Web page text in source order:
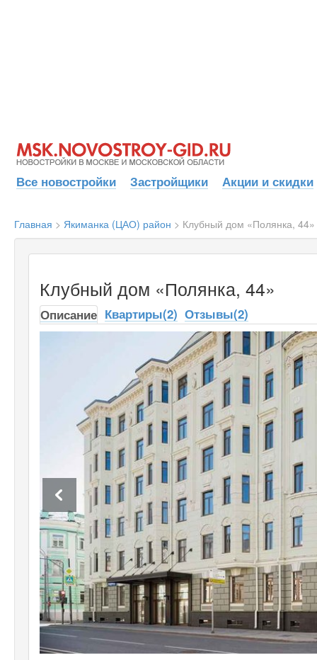
Все новостройки Застройщики Акции и скидки
Главная > Якиманка (ЦАО) район > Клубный дом «Полянка, 44»
Клубный дом «Полянка, 44»
Описание Квартиры(2) Отзывы(2)